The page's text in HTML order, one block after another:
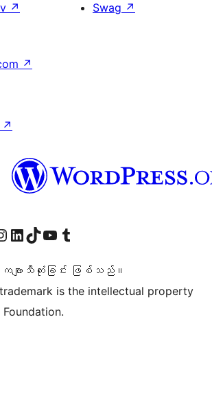
↗
Swag ↗
↗
↗
ရောက်ကြည့်ရှုပါ ကျွန်ုပ်တို့၏ LinkedIn အကောင့်သို့ သွားရောက်ကြည့်ရှုပါကျွန်ုပ်တို့၏ TikTok အကောင့်သို့ ဝင်ရောက်ကြည့်ရှုရန်
ကျွန်ုပ်တို့၏ YouTube ချန်နယ်သို့ သွားရောက်ကြည့်ရှုပါ ကျွန်ုပ်တို့၏ Tumblr အကောင့်သို့ ဝင်ရောက်ကြည့်ရှုရန်
ကဗျာသီကုံးခြင်း ဖြစ်သည်။
is the intellectual property